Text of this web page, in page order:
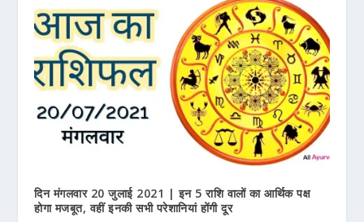
दिन मंगलवार 20 जुलाई 2021 | इन 5 राशि वालों का आर्थिक पक्ष
होगा मजबूत, वहीं इनकी सभी परेशानियां होंगी दूर